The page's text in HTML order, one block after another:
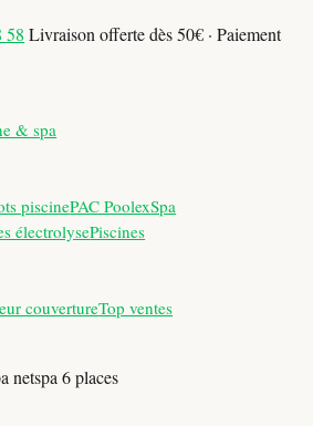
58 Livraison offerte dès 50€ · Paiement
& spa
piscinePAC PoolexSpa
électrolysePiscines
couvertureTop ventes
netspa 6 places